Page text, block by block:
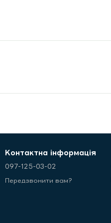
Контактна інформація
097-125-03-02
Передзвонити вам?